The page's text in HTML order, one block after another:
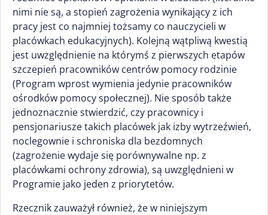
nimi nie są, a stopień zagrożenia wynikający z ich
pracy jest co najmniej tożsamy co nauczycieli w
placówkach edukacyjnych). Kolejną wątpliwą kwestią
jest uwzględnienie na którymś z pierwszych etapów
szczepień pracowników centrów pomocy rodzinie
(Program wprost wymienia jedynie pracowników
ośrodków pomocy społecznej). Nie sposób także
jednoznacznie stwierdzić, czy pracownicy i
pensjonariusze takich placówek jak izby wytrzeźwień,
noclegownie i schroniska dla bezdomnych
(zagrożenie wydaje się porównywalne np. z
placówkami ochrony zdrowia), są uwzględnieni w
Programie jako jeden z priorytetów.
Rzecznik zauważył również, że w niniejszym